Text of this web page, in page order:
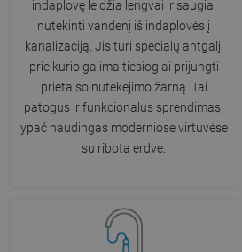
indaplovę leidžia lengvai ir saugiai
nutekinti vandenį iš indaplovės į
kanalizaciją. Jis turi specialų antgalį,
prie kurio galima tiesiogiai prijungti
prietaiso nutekėjimo žarną. Tai
patogus ir funkcionalus sprendimas,
ypač naudingas moderniose virtuvėse
su ribota erdve.
DANISH
SWEDISH
FINNISH
PORTUGUESE
CROATIAN